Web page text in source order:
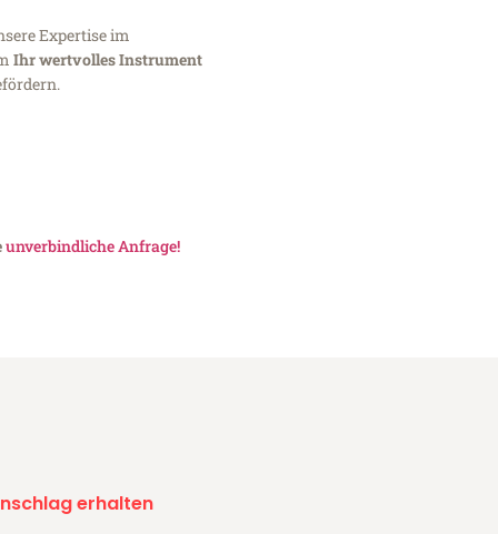
Expertise im
Ihr wertvolles Instrument
unverbindliche Anfrage!
erhalten